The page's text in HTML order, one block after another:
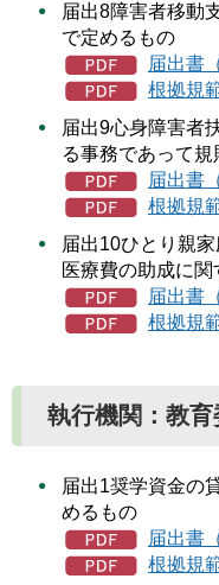
届出8障害者移動
で定めるもの
届出書
根拠規
届出9心身障害者
る事務であって
届出書
根拠規
届出10ひとり親
医療費の助成に
届出書
根拠規
執行機関：教育
届出1奨学資金の
めるもの
届出書
根拠規